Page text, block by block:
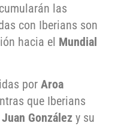
las
con Iberians son
hacia el Mundial
por Aroa
que Iberians
Juan González y su